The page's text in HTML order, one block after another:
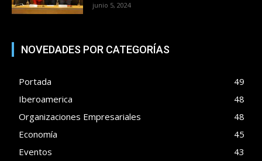
junio 5, 2024
NOVEDADES POR CATEGORÍAS
Portada
49
Iberoamerica
48
Organizaciones Empresariales
48
Economía
45
Eventos
43